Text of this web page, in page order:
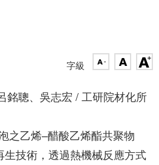
字級
銘聰、吳志宏 / 工研院材化所
之乙烯–醋酸乙烯酯共聚物
生技術，透過熱機械反應方式